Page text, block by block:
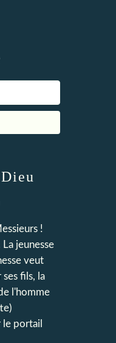
!
jeunesse
veut
fils, la
l'homme
le portail